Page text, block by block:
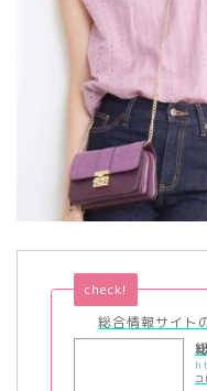
総合情報サイト
check!